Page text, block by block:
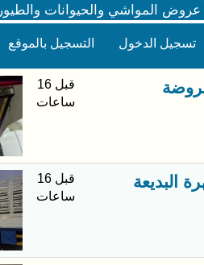
عروض المواشي والحيوانات والطيور
تسجيل الدخول التسجيل بالموقع
قبل 16
ساعات
البديعة
قبل 16
ساعات